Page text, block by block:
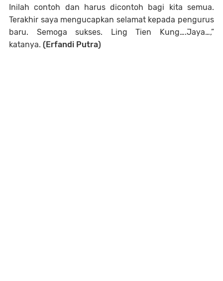
Inilah contoh dan harus dicontoh bagi kita semua.
Terakhir saya mengucapkan selamat kepada pengurus
baru. Semoga sukses. Ling Tien Kung….Jaya…,”
katanya. (Erfandi Putra)